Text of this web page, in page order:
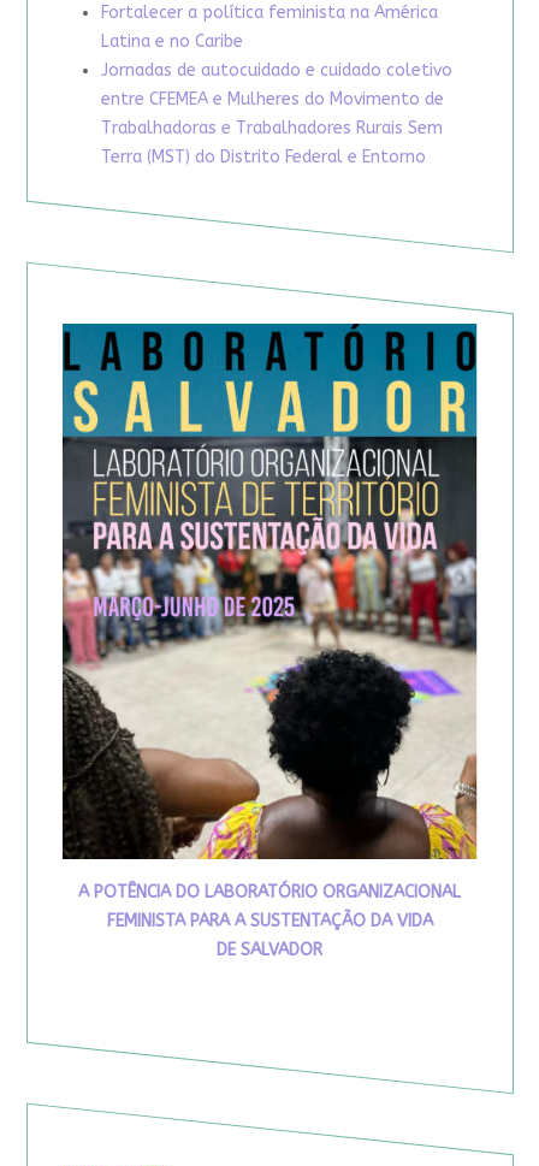
Fortalecer a política feminista na América
Latina e no Caribe
Jornadas de autocuidado e cuidado coletivo
entre CFEMEA e Mulheres do Movimento de
Trabalhadoras e Trabalhadores Rurais Sem
Terra (MST) do Distrito Federal e Entorno
A POTÊNCIA DO LABORATÓRIO ORGANIZACIONAL
FEMINISTA PARA A SUSTENTAÇÃO DA VIDA
DE SALVADOR